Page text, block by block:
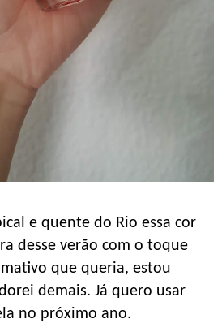
e quente do Rio essa cor
desse verão com o toque
que queria, estou
demais. Já quero usar
no próximo ano.